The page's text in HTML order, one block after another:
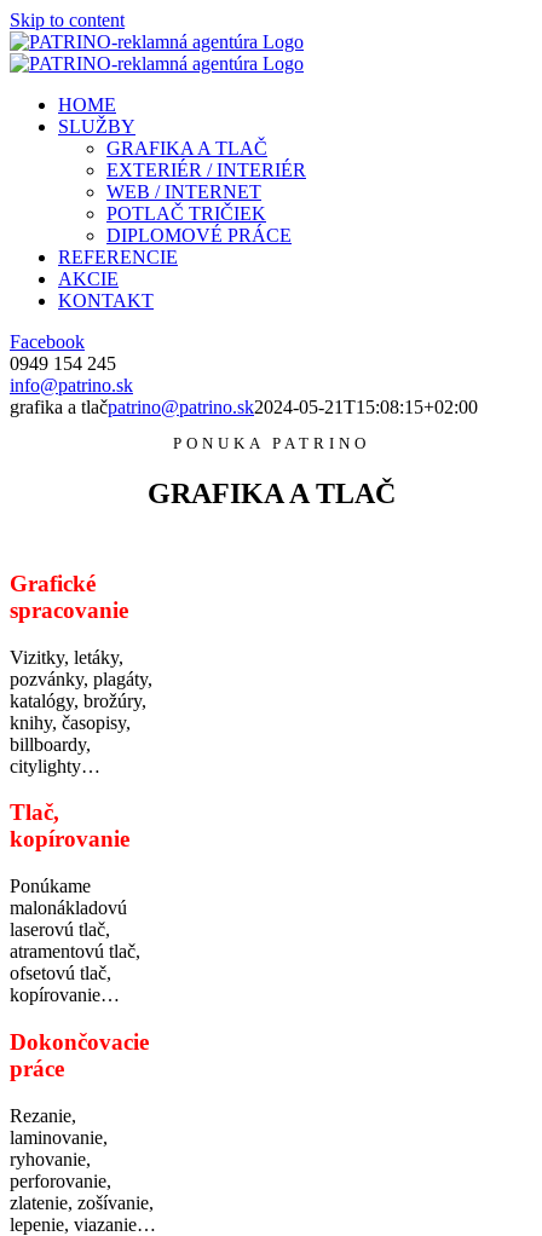
Skip to content
HOME
SLUŽBY
GRAFIKA A TLAČ
EXTERIÉR / INTERIÉR
WEB / INTERNET
POTLAČ TRIČIEK
DIPLOMOVÉ PRÁCE
REFERENCIE
AKCIE
KONTAKT
Facebook
0949 154 245
info@patrino.sk
grafika a tlačpatrino@patrino.sk2024-05-21T15:08:15+02:00
PONUKA PATRINO
GRAFIKA A TLAČ
Grafické
spracovanie
Vizitky, letáky,
pozvánky, plagáty,
katalógy, brožúry,
knihy, časopisy,
billboardy,
citylighty…
Tlač,
kopírovanie
Ponúkame
malonákladovú
laserovú tlač,
atramentovú tlač,
ofsetovú tlač,
kopírovanie…
Dokončovacie
práce
Rezanie,
laminovanie,
ryhovanie,
perforovanie,
zlatenie, zošívanie,
lepenie, viazanie…